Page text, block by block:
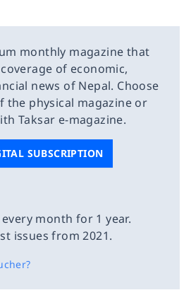
monthly magazine that
of economic,
news of Nepal. Choose
the physical magazine or
Taksar e-magazine.
SUBSCRIPTION
month for 1 year.
issues from 2021.